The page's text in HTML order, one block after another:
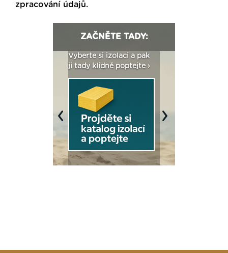
zpracování údajů.
ZAČNĚTE TADY:
Vyberte si izolaci a pak
ji tady klidně poptejte ›
Previous Next